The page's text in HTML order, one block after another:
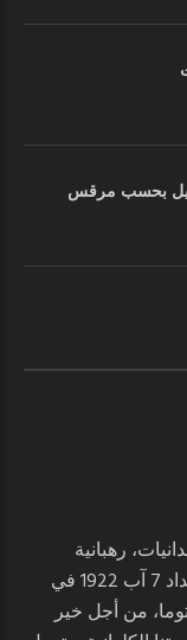
بحسب مرقس
رهبانية
رسولية ذات حق بطريركي. تأسست في بغداد 7 آب 1922 في
من أجل خير